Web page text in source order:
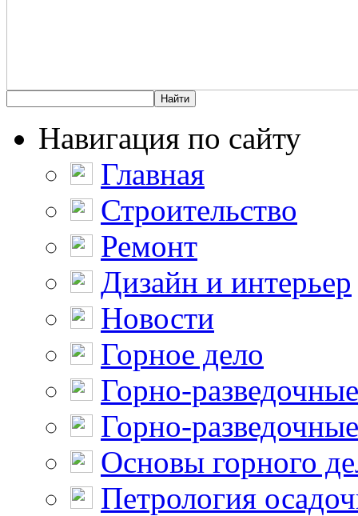
Навигация по сайту
Главная
Строительство
Ремонт
Дизайн и интерьер
Новости
Горное дело
Горно-
Горно-
Основы горного
Петрология